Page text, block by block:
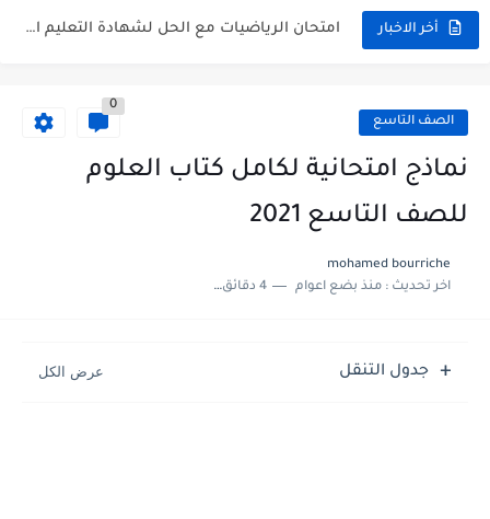
أخر الاخبار امتحان الرياضيات مع الحل لشهادة التعليم الاساسي والاعدادية الشرعية دورة...
الصف التاسع
0
نماذج امتحانية لكامل كتاب العلوم
للصف التاسع 2021
mohamed bourriche
اخر تحديث :منذ بضع اعوام 4 دقائق للقراءة
جدول التنقل